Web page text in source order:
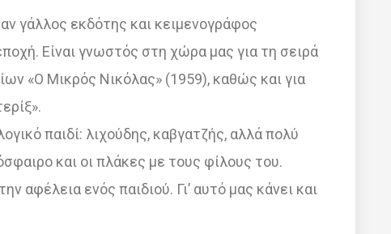
γάλλος εκδότης και κειμενογράφος
Είναι γνωστός στη χώρα μας για τη σειρά
«Ο Μικρός Νικόλας» (1959), καθώς και για
παιδί: λιχούδης, καβγατζής, αλλά πολύ
και οι πλάκες με τους φίλους του.
αφέλεια ενός παιδιού. Γι’ αυτό μας κάνει και